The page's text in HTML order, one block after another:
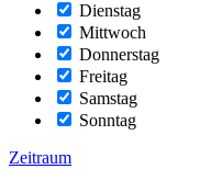
Dienstag
Mittwoch
Donnerstag
Freitag
Samstag
Sonntag
Zeitraum